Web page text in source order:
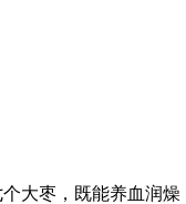
大枣，既能养血润